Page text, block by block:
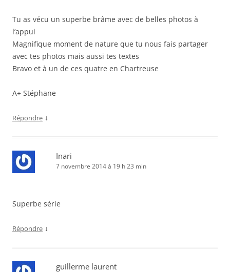
Tu as vécu un superbe brâme avec de belles photos à
l’appui
Magnifique moment de nature que tu nous fais partager
avec tes photos mais aussi tes textes
Bravo et à un de ces quatre en Chartreuse
A+ Stéphane
Répondre ↓
Inari
7 novembre 2014 à 19 h 23 min
Superbe série
Répondre ↓
guillerme laurent